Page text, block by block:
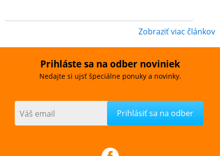
Zobraziť viac článkov
Prihláste sa na odber noviniek
Nedajte si ujsť špeciálne ponuky a novinky.
Váš email